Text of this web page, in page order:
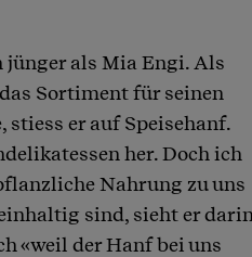
als Mia Engi. Als
Sortiment für seinen
er auf Speisehanf.
her. Doch ich
Nahrung zu uns
sind, sieht er darin
«weil der Hanf bei uns